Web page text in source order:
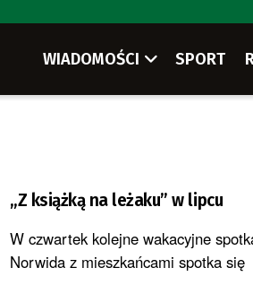
WIADOMOŚCI SPORT
„Z książką na leżaku” w lipcu
W czwartek kolejne wakacyjne
Norwida z mieszkańcami spotka